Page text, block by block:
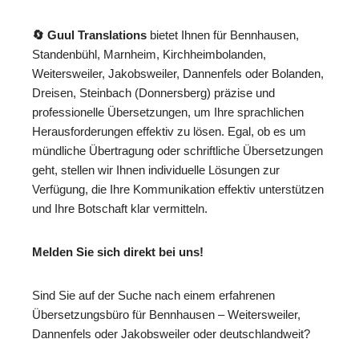
🔄 Guul Translations bietet Ihnen für Bennhausen,
Standenbühl, Marnheim, Kirchheimbolanden,
Weitersweiler, Jakobsweiler, Dannenfels oder Bolanden,
Dreisen, Steinbach (Donnersberg) präzise und
professionelle Übersetzungen, um Ihre sprachlichen
Herausforderungen effektiv zu lösen. Egal, ob es um
mündliche Übertragung oder schriftliche Übersetzungen
geht, stellen wir Ihnen individuelle Lösungen zur
Verfügung, die Ihre Kommunikation effektiv unterstützen
und Ihre Botschaft klar vermitteln.
Melden Sie sich direkt bei uns!
Sind Sie auf der Suche nach einem erfahrenen
Übersetzungsbüro für Bennhausen – Weitersweiler,
Dannenfels oder Jakobsweiler oder deutschlandweit?